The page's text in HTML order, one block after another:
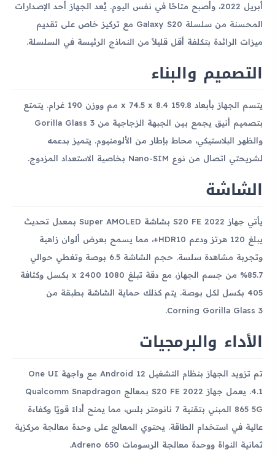
أبريل 2022، وأصبح متاحًا في نفس اليوم. يُعد الجهاز أحد الإصدارات
المحسنة من سلسلة Galaxy S20 مع تركيز خاص على تقديم
ميزات الرائدة بتكلفة أقل قليلاً من النماذج الرئيسة في السلسلة.
التصميم والبناء
يتسم الجهاز بأبعاد 159.8 x 74.5 x 8.4 مم ووزن 190 غرام. يتمتع
بتصميم أنيق يجمع بين الجبهة الزجاجية من Gorilla Glass 3
والظهر البلاستيكي، محاط بإطار من الألومنيوم. يتميز بدعمه
لشريحتي اتصال من نوع Nano-SIM بخاصية الاستعداد المزدوج.
الشاشة
يأتي جهاز S20 FE 2022 بشاشة Super AMOLED بمعدل تحديث
يبلغ 120 هرتز ودعم HDR10+، مما يسمح بعرض ألوان زاهية
وتجربة مشاهدة سلسة. حجم الشاشة 6.5 بوصة وتغطي حوالي
85.7% من جسم الجهاز، مع دقة تبلغ 1080 x 2400 بكسل وكثافة
405 بكسل لكل بوصة. يتم كذلك حماية الشاشة بطبقة من
Corning Gorilla Glass 3.
الأداء والبرمجيات
تم تزويد الجهاز بنظام التشغيل Android 12 مع واجهة One UI
4.1. يعمل جهاز S20 FE 2022 بمعالج Qualcomm Snapdragon
865 5G المبني بتقنية 7 نانومتر بلس، مما يمنح أداءً قويًا وكفاءة
عالية في استخدام الطاقة. يحتوي المعالج على وحدة معالجة مركزية
ثمانية النواة ووحدة معالجة الرسومات Adreno 650.